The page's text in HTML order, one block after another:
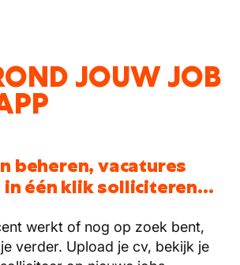
JOUW JOB
beheren, vacatures
één klik solliciteren...
werkt of nog op zoek bent,
verder. Upload je cv, bekijk je